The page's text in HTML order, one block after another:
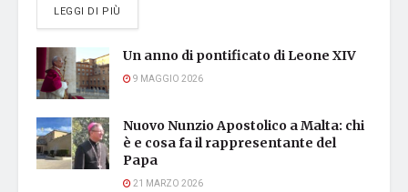
LEGGI DI PIÙ
Un anno di pontificato di Leone XIV
9 MAGGIO 2026
Nuovo Nunzio Apostolico a Malta: chi
è e cosa fa il rappresentante del
Papa
21 MARZO 2026